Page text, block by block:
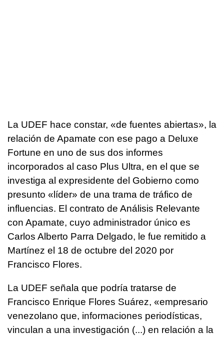
La UDEF hace constar, «de fuentes abiertas», la
relación de Apamate con ese pago a Deluxe
Fortune en uno de sus dos informes
incorporados al caso Plus Ultra, en el que se
investiga al expresidente del Gobierno como
presunto «líder» de una trama de tráfico de
influencias. El contrato de Análisis Relevante
con Apamate, cuyo administrador único es
Carlos Alberto Parra Delgado, le fue remitido a
Martínez el 18 de octubre del 2020 por
Francisco Flores.
La UDEF señala que podría tratarse de
Francisco Enrique Flores Suárez, «empresario
venezolano que, informaciones periodísticas,
vinculan a una investigación (...) en relación a la